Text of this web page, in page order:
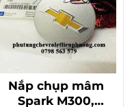
Nắp chụp mâm
Spark M300,